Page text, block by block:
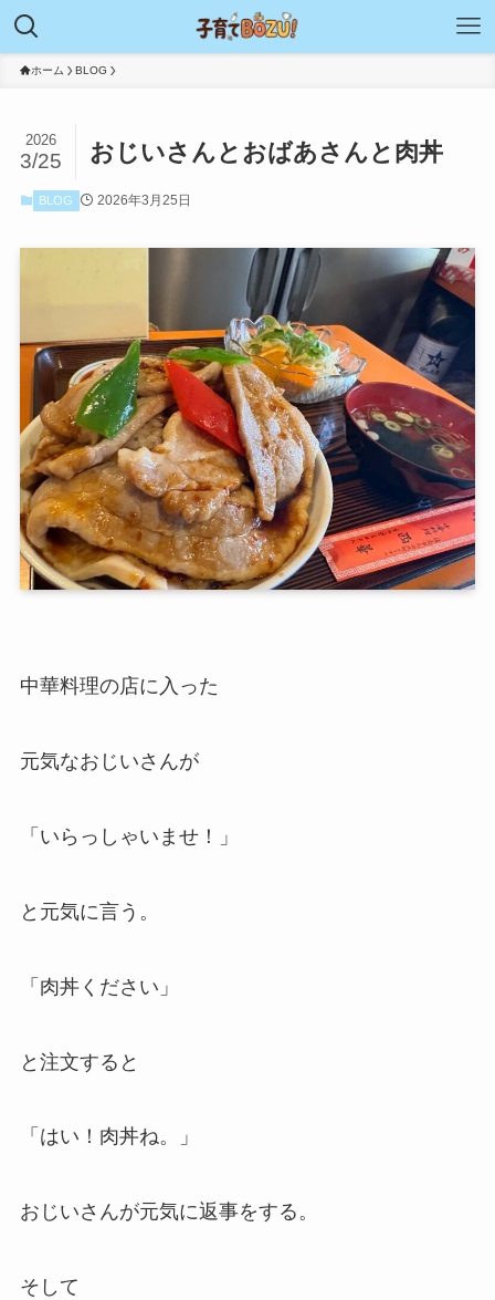
ホーム BLOG
おじいさんとおばあさんと肉丼
2026
3/25
BLOG 2026年3月25日
中華料理の店に入った
元気なおじいさんが
「いらっしゃいませ！」
と元気に言う。
「肉丼ください」
と注文すると
「はい！肉丼ね。」
おじいさんが元気に返事をする。
そして